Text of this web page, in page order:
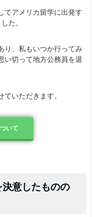
てアメリカ留学に出発す
た。
り、私もいつか行ってみ
い切って地方公務員を退
いただきます。
いて
意したものの